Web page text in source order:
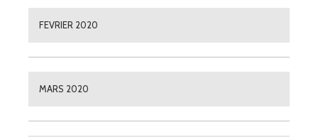
FEVRIER 2020
MARS 2020